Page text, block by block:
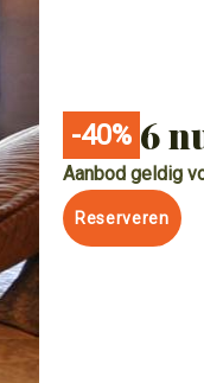
-40% 6
Aanbod geldig
Reserveren